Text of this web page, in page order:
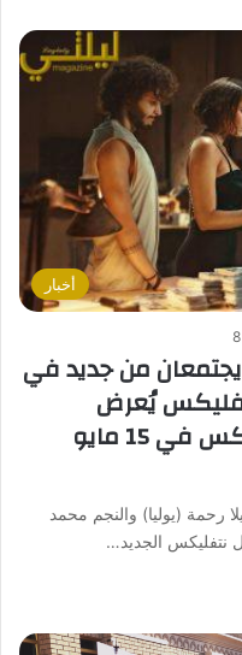
أخبار
8
يجتمعان من جديد في
يُعرض
المسلسل حصريًا على نتفليكس في 15 مايو
رحمة (يوليا) والنجم محمد
نتفليكس الجديد…